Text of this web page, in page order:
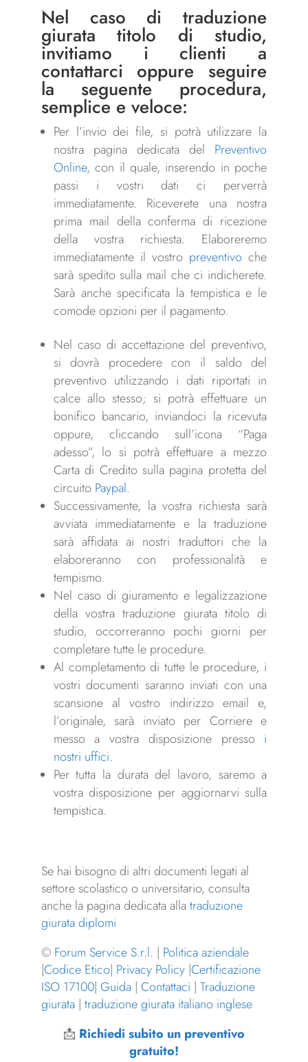
Nel caso di traduzione
giurata titolo di studio,
invitiamo i clienti a
contattarci oppure seguire
la seguente procedura,
semplice e veloce:
Per l’invio dei file, si potrà utilizzare la
nostra pagina dedicata del Preventivo
Online, con il quale, inserendo in poche
passi i vostri dati ci perverrà
immediatamente. Riceverete una nostra
prima mail della conferma di ricezione
della vostra richiesta. Elaboreremo
immediatamente il vostro preventivo che
sarà spedito sulla mail che ci indicherete.
Sarà anche specificata la tempistica e le
comode opzioni per il pagamento.
Nel caso di accettazione del preventivo,
si dovrà procedere con il saldo del
preventivo utilizzando i dati riportati in
calce allo stesso; si potrà effettuare un
bonifico bancario, inviandoci la ricevuta
oppure, cliccando sull’icona “Paga
adesso”, lo si potrà effettuare a mezzo
Carta di Credito sulla pagina protetta del
circuito Paypal.
Successivamente, la vostra richiesta sarà
avviata immediatamente e la traduzione
sarà affidata ai nostri traduttori che la
elaboreranno con professionalità e
tempismo.
Nel caso di giuramento e legalizzazione
della vostra traduzione giurata titolo di
studio, occorreranno pochi giorni per
completare tutte le procedure.
Al completamento di tutte le procedure, i
vostri documenti saranno inviati con una
scansione al vostro indirizzo email e,
l’originale, sarà inviato per Corriere e
messo a vostra disposizione presso i
nostri uffici.
Per tutta la durata del lavoro, saremo a
vostra disposizione per aggiornarvi sulla
tempistica.
Se hai bisogno di altri documenti legati al
settore scolastico o universitario, consulta
anche la pagina dedicata allatraduzione
giurata diplomi
© Forum Service S.r.l. | Politica aziendale
|Codice Etico| Privacy Policy|Certificazione
ISO 17100| Guida| Contattaci | Traduzione
giurata| traduzione giurata italiano inglese
📩 Richiedi subito un preventivo
gratuito!